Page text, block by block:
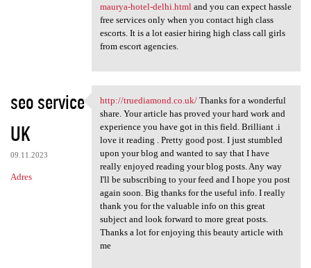
maurya-hotel-delhi.html and you can expect hassle
free services only when you contact high class
escorts. It is a lot easier hiring high class call girls
from escort agencies.
seo service
UK
09.11.2023
Adres
http://truediamond.co.uk/
http://truediamond.co.uk/Thanks for a wonderful
share. Your article has proved your hard work and
experience you have got in this field. Brilliant .i
love it reading . Pretty good post. I just stumbled
upon your blog and wanted to say that I have
really enjoyed reading your blog posts. Any way
I'll be subscribing to your feed and I hope you post
again soon. Big thanks for the useful info. I really
thank you for the valuable info on this great
subject and look forward to more great posts.
Thanks a lot for enjoying this beauty article with
me